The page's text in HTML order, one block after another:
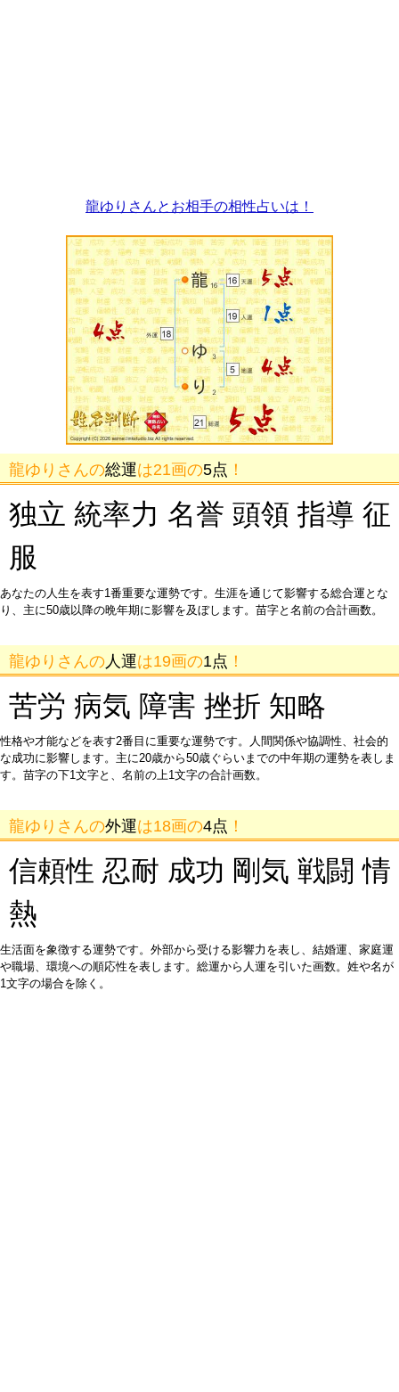
龍ゆりさんとお相手の相性占いは！
龍ゆりさんの総運は21画の5点 ！
独立 統率力 名誉 頭領 指導 征
服
あなたの人生を表す1番重要な運勢です。生涯を通じて影響する総合運とな
り、主に50歳以降の晩年期に影響を及ぼします。苗字と名前の合計画数。
龍ゆりさんの 人運は19画の1点 ！
苦労 病気 障害 挫折 知略
性格や才能などを表す2番目に重要な運勢です。人間関係や協調性、社会的
な成功に影響します。主に20歳から50歳ぐらいまでの中年期の運勢を表しま
す。苗字の下1文字と、名前の上1文字の合計画数。
龍ゆりさんの外運は18画の4点 ！
信頼性 忍耐 成功 剛気 戦闘 情
熱
生活面を象徴する運勢です。外部から受ける影響力を表し、結婚運、家庭運
や職場、環境への順応性を表します。総運から人運を引いた画数。姓や名が
1文字の場合を除く。